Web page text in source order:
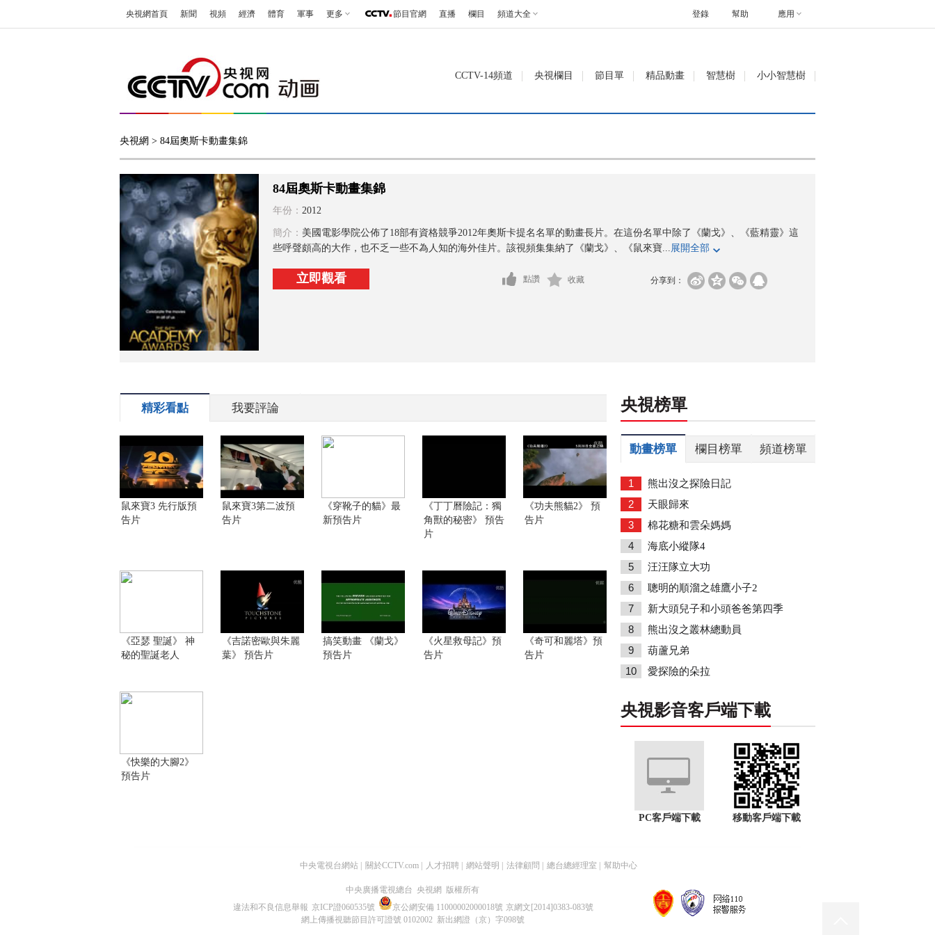
央視網首頁 新聞 視頻 經濟 體育 軍事 更多 節目官網 直播 欄目 頻道大全 幫助 應用
登錄
CCTV-14頻道 央視欄目 節目單 精品動畫 智慧樹 小小智慧樹
央視網 > 84屆奧斯卡動畫集錦
84屆奧斯卡動畫集錦
年份： 2012
簡介： 美國電影學院公佈了18部有資格競爭2012年奧斯卡提名名單的動畫長片。在這份名單中除了《蘭戈》、《藍精靈》這
些呼聲頗高的大作，也不乏一些不為人知的海外佳片。該視頻集集納了《蘭戈》、《鼠來寶...展開全部
立即觀看 分享到：
點讚 收藏
精彩看點 我要評論
鼠來寶3 先行版預
告片
鼠來寶3第二波預
告片
《穿靴子的貓》最
新預告片
《丁丁曆險記：獨
角獸的秘密》 預告
片
《功夫熊貓2》 預
告片
《亞瑟 聖誕》 神
秘的聖誕老人
《吉諾密歐與朱麗
葉》 預告片
搞笑動畫 《蘭戈》
預告片
《火星救母記》預
告片
《奇可和麗塔》預
告片
《快樂的大腳2》
預告片
央視榜單
動畫榜單 欄目榜單 頻道榜單
1 熊出沒之探險日記
2 天眼歸來
3 棉花糖和雲朵媽媽
4 海底小縱隊4
5 汪汪隊立大功
6 聰明的順溜之雄鷹小子2
7 新大頭兒子和小頭爸爸第四季
8 熊出沒之叢林總動員
9 葫蘆兄弟
10 愛探險的朵拉
央視影音客戶端下載
PC客戶端下載 移動客戶端下載
中央電視台網站 關於CCTV.com 人才招聘 網站聲明 法律顧問 總台總經理室 幫助中心
中央廣播電視總台 央視網 版權所有
違法和不良信息舉報 京ICP證060535號 京公網安備 11000002000018號 京網文[2014]0383-083號
網上傳播視聽節目許可證號 0102002 新出網證（京）字098號